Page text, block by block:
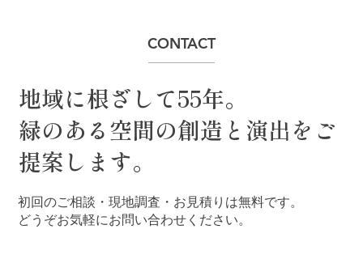
“草抜きが大変なお庭”から、心地よく過ご
せるお庭へ
CONTACT
地域に根ざして55年。
緑のある空間の創造と演出をご
提案します。
初回のご相談・現地調査・お見積りは無料です。
どうぞお気軽にお問い合わせください。